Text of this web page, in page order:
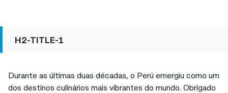
H2-TITLE-1
Durante as últimas duas décadas, o Perú emergiu como um
dos destinos culinários mais vibrantes do mundo. Obrigado